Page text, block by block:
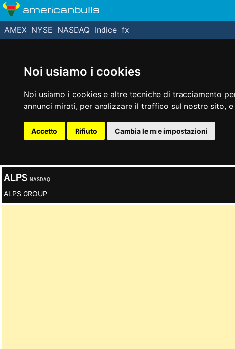
Noi usiamo i cookies
Noi usiamo i cookies e altre tecniche di tracciamento
annunci mirati, per analizzare il traffico sul nostro sito,
Accetto Rifiuto Cambia le mie impostazioni
americanbulls
AMEX NYSE NASDAQ Indice fx
ALPS NASDAQ
ALPS GROUP